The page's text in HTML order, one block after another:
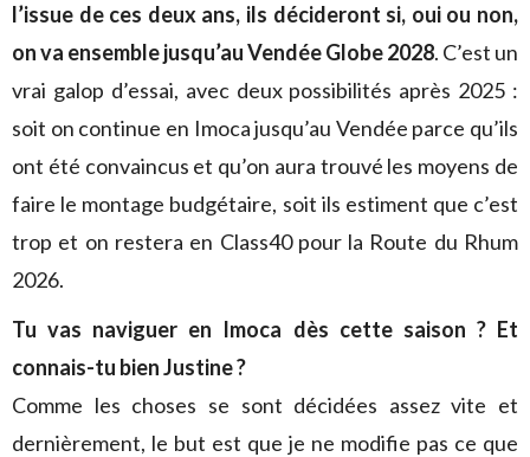
l’issue de ces deux ans, ils décideront si, oui ou non,
on va ensemble jusqu’au Vendée Globe 2028. C’est un
vrai galop d’essai, avec deux possibilités après 2025 :
soit on continue en Imoca jusqu’au Vendée parce qu’ils
ont été convaincus et qu’on aura trouvé les moyens de
faire le montage budgétaire, soit ils estiment que c’est
trop et on restera en Class40 pour la Route du Rhum
2026.
Tu vas naviguer en Imoca dès cette saison ? Et
connais-tu bien Justine ?
Comme les choses se sont décidées assez vite et
dernièrement, le but est que je ne modifie pas ce que